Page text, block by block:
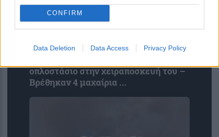
CONFIRM
Data Deletion Data Access Privacy Policy
«Ελ. Βενιζέλος»: Συνελήφθη 37χρονος
οπλοστάσιο στην χειραποσκευή του –
Βρέθηκαν 4 μαχαίρια ...